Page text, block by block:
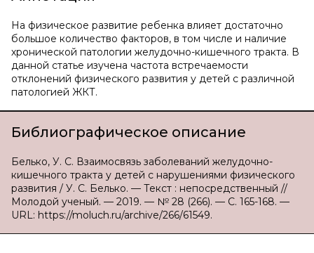
На физическое развитие ребенка влияет достаточно
большое количество факторов, в том числе и наличие
хронической патологии желудочно-кишечного тракта. В
данной статье изучена частота встречаемости
отклонений физического развития у детей с различной
патологией ЖКТ.
Библиографическое описание
Белько, У. С. Взаимосвязь заболеваний желудочно-
кишечного тракта у детей с нарушениями физического
развития / У. С. Белько. — Текст : непосредственный //
Молодой ученый. — 2019. — № 28 (266). — С. 165-168. —
URL: https://moluch.ru/archive/266/61549.